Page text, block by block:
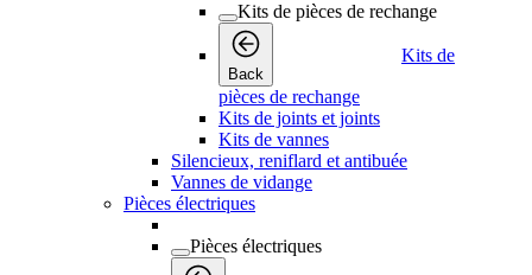
Kits de pièces de rechange
Back
Kits de
pièces de rechange
Kits de joints et joints
Kits de vannes
Silencieux, reniflard et antibuée
Vannes de vidange
Pièces électriques
Pièces électriques